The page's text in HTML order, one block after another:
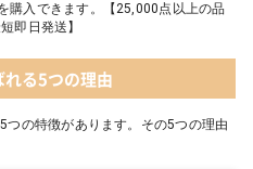
購入できます。【25,000点以上の品
即日発送】
る5つの理由
つの特徴があります。その5つの理由